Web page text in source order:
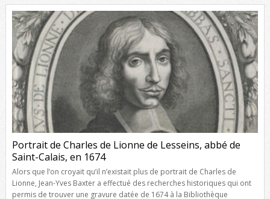
Portrait de Charles de Lionne de Lesseins, abbé de
Saint-Calais, en 1674
Alors que l’on croyait qu’il n’existait plus de portrait de Charles de
Lionne, Jean-Yves Baxter a effectué des recherches historiques qui ont
permis de trouver une gravure datée de 1674 à la Bibliothèque